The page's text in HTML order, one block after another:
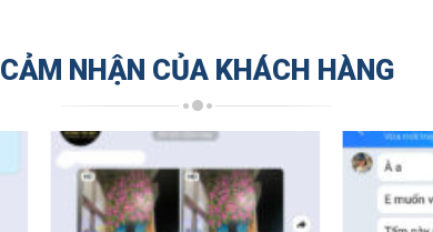
CẢM NHẬN CỦA KHÁCH HÀNG